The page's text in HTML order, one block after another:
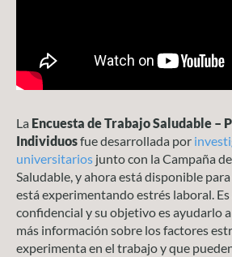
La Encuesta de Trabajo Saludable –
Individuosfue desarrollada por
universitarios junto con la Campaña
Saludable, y ahora está disponible
está experimentando estrés laboral.
confidencial y su objetivo es ayudarlo
más información sobre los factores
experimenta en el trabajo y que